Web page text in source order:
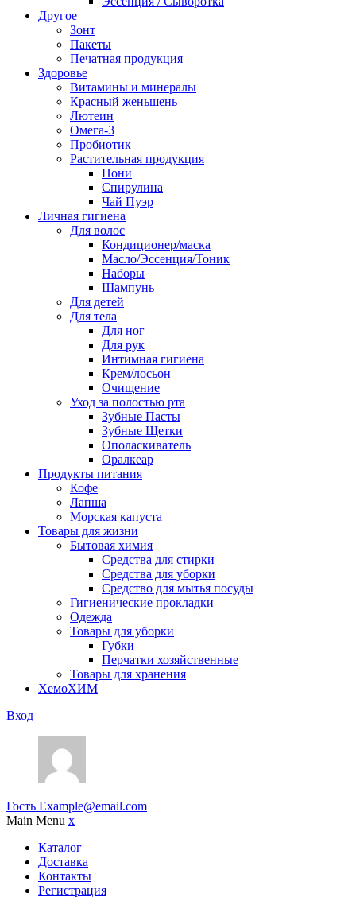
Другое
Зонт
Пакеты
Печатная продукция
Здоровье
Витамины и минералы
Красный женьшень
Лютеин
Омега-3
Пробиотик
Растительная продукция
Нони
Спирулина
Чай Пуэр
Личная гигиена
Для волос
Кондиционер/маска
Масло/Эссенция/Тоник
Наборы
Шампунь
Для детей
Для тела
Для ног
Для рук
Интимная гигиена
Крем/лосьон
Очищение
Уход за полостью рта
Зубные Пасты
Зубные Щетки
Ополаскиватель
Оралкеар
Продукты питания
Кофе
Лапша
Морская капуста
Товары для жизни
Бытовая химия
Средства для стирки
Средства для уборки
Средство для мытья посуды
Гигиенические прокладки
Одежда
Товары для уборки
Губки
Перчатки хозяйственные
Товары для хранения
ХемоХИМ
Вход
Гость Example@email.com
Main Menu x
Каталог
Доставка
Контакты
Регистрация